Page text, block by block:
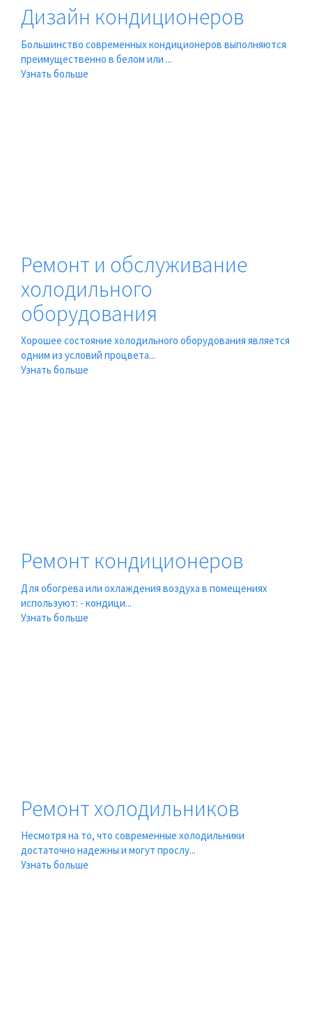
Дизайн кондиционеров
Большинство современных кондиционеров выполняются
преимущественно в белом или ...
Узнать больше
Ремонт и обслуживание
холодильного
оборудования
Хорошее состояние холодильного оборудования является
одним из условий процвета...
Узнать больше
Ремонт кондиционеров
Для обогрева или охлаждения воздуха в помещениях
используют: - кондици...
Узнать больше
Ремонт холодильников
Несмотря на то, что современные холодильники
достаточно надежны и могут прослу...
Узнать больше